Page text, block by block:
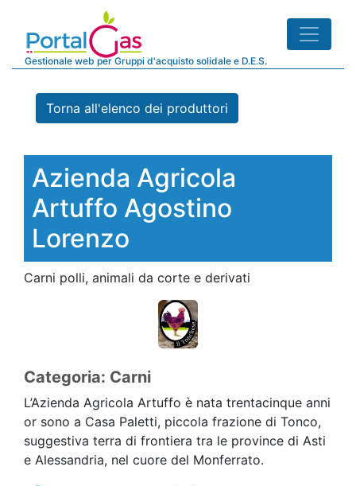
Gestionale web per Gruppi d'acquisto solidale e D.E.S.
Torna all'elenco dei produttori
Azienda Agricola
Artuffo Agostino
Lorenzo
Carni polli, animali da corte e derivati
Categoria: Carni
L’Azienda Agricola Artuffo è nata trentacinque anni
or sono a Casa Paletti, piccola frazione di Tonco,
suggestiva terra di frontiera tra le province di Asti
e Alessandria, nel cuore del Monferrato.